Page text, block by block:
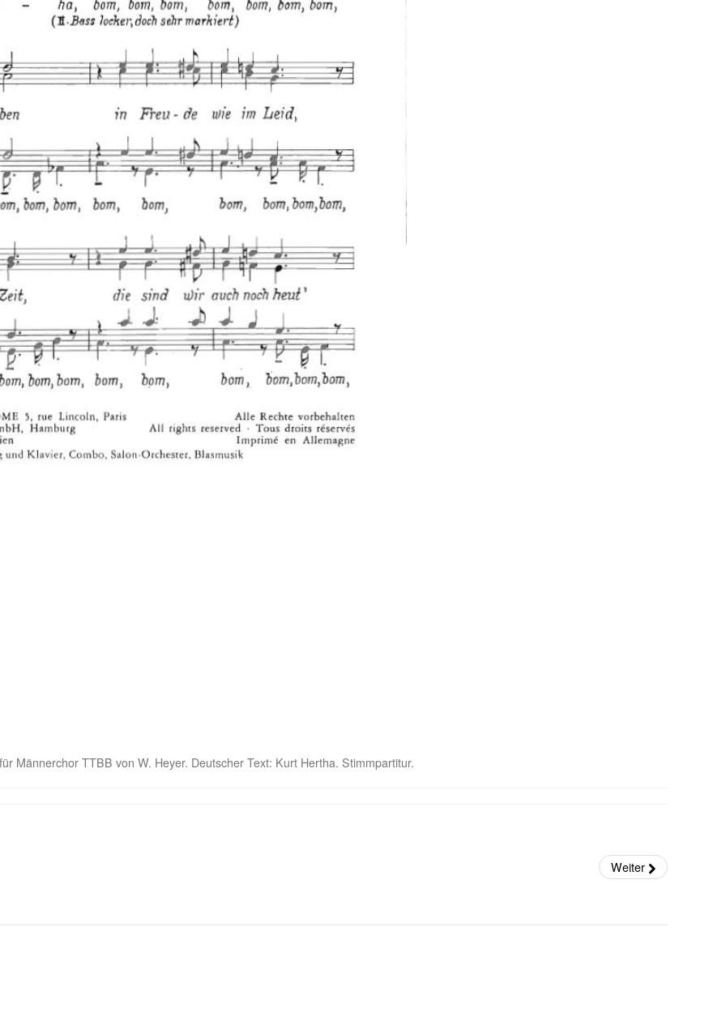
Männerchor TTBB von W. Heyer. Deutscher Text: Kurt Hertha. Stimmpartitur.
Weiter